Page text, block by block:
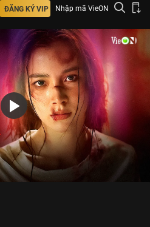
ĐĂNG KÝ VIP Nhập mã VieON